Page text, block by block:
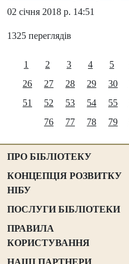
02 січня 2018 р. 14:51
1325 переглядів
1 2 3 4 5
26
27 28 29 30
51
52 53 54 55
76
77 78 79
ПРО БІБЛІОТЕКУ
КОНЦЕПЦІЯ РОЗВИТКУ
НІБУ
ПОСЛУГИ БІБЛІОТЕКИ
ПРАВИЛА
КОРИСТУВАННЯ
НАШІ ПАРТНЕРИ